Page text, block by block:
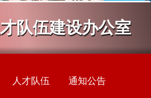
队伍建设办公室
人才队伍 通知公告